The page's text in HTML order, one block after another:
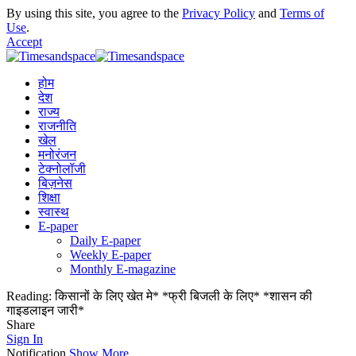
By using this site, you agree to the Privacy Policy and Terms of
Use.
Accept
होम
देश
राज्य
राजनीति
खेल
मनोरंजन
टेक्नोलॉजी
बिज़नेस
शिक्षा
स्वास्थ
E-paper
Daily E-paper
Weekly E-paper
Monthly E-magazine
Reading: किसानों के लिए खेत मे* *फ्री बिजली के लिए* *शासन की
गाइडलाइन जारी*
Share
Sign In
Notification Show More